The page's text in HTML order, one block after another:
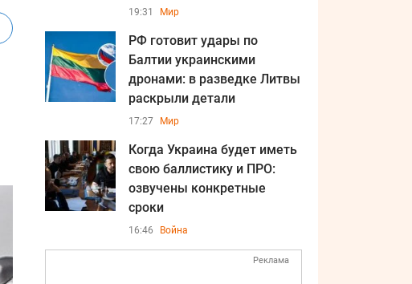
19:31 Мир
РФ готовит удары по
Балтии украинскими
дронами: в разведке Литвы
раскрыли детали
17:27 Мир
Когда Украина будет иметь
свою баллистику и ПРО:
озвучены конкретные
сроки
16:46 Война
Реклама